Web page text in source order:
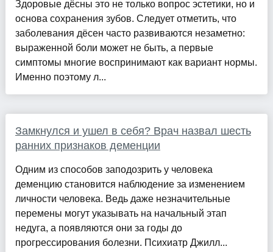
Здоровые дёсны это не только вопрос эстетики, но и
основа сохранения зубов. Следует отметить, что
заболевания дёсен часто развиваются незаметно:
выраженной боли может не быть, а первые
симптомы многие воспринимают как вариант нормы.
Именно поэтому л...
Замкнулся и ушел в себя? Врач назвал шесть
ранних признаков деменции
Одним из способов заподозрить у человека
деменцию становится наблюдение за изменением
личности человека. Ведь даже незначительные
перемены могут указывать на начальный этап
недуга, а появляются они за годы до
прогрессирования болезни. Психиатр Джилл...